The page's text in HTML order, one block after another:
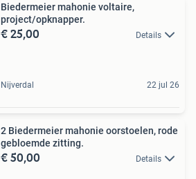
Biedermeier mahonie voltaire,
project/opknapper.
€ 25,00 Details
Nijverdal 22 jul 26
2 Biedermeier mahonie oorstoelen, rode
gebloemde zitting.
€ 50,00 Details